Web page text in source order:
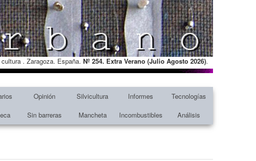
. Zaragoza. España. Nº 254. Extra Verano (Julio Agosto 2026).
Opinión Silvicultura Informes
Tecnologías
Sin barreras Mancheta Incombustibles Análisis